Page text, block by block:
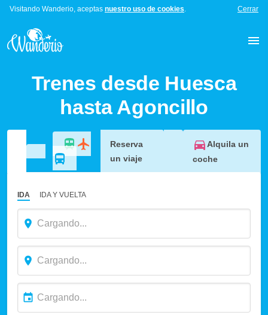
Visitando Wanderio, aceptas nuestro uso de cookies. Cerrar
Trenes desde Huesca
hasta Agoncillo
Reserva
un viaje
Alquila un
coche
IDA IDA Y VUELTA